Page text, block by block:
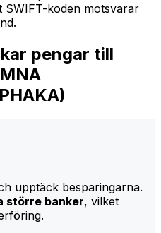
SWIFT-koden motsvarar
pengar till
upptäck besparingarna.
större banker, vilket